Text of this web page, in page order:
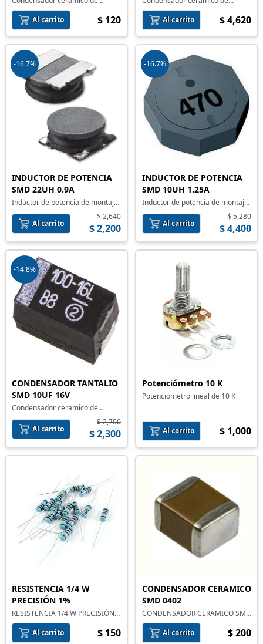
montaje superficial
Al carrito
$ 120
montaje superficial
Al carrito
$ 4,620
-16.7%
INDUCTOR DE POTENCIA
SMD 22UH 0.9A
Inductor de potencia de montaje
superficial
Al carrito
$ 2,640
$ 2,200
-16.7%
INDUCTOR DE POTENCIA
SMD 10UH 1.25A
Inductor de potencia de montaje
superficial
Al carrito
$ 5,280
$ 4,400
-14.8%
CONDENSADOR TANTALIO
SMD 10UF 16V
Condensador ceramico de
montaje superficial
Al carrito
$ 2,700
$ 2,300
Potenciómetro 10 K
Potenciómetro lineal de 10 K
Al carrito $ 1,000
RESISTENCIA 1/4 W
PRECISIÓN 1%
RESISTENCIA 1/4 W PRECISIÓN
1%
Al carrito
$ 150
CONDENSADOR CERAMICO
SMD 0402
CONDENSADOR CERAMICO SMD
0402
Al carrito
$ 200